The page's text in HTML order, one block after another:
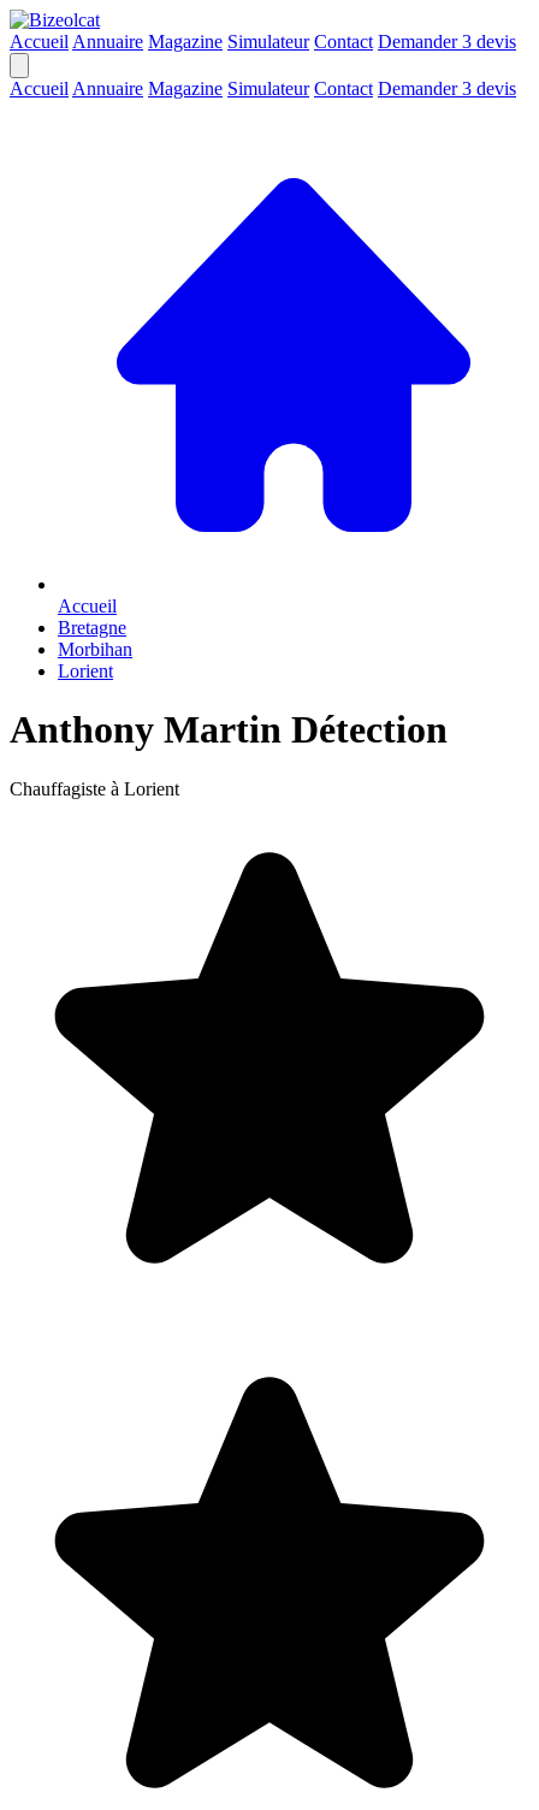
Accueil Annuaire Magazine Simulateur Contact Demander 3 devis
Accueil Annuaire Magazine Simulateur Contact Demander 3 devis
Accueil
Bretagne
Morbihan
Lorient
Anthony Martin Détection
Chauffagiste à Lorient